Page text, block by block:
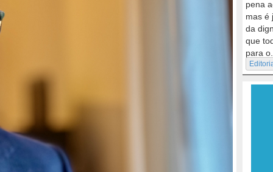
pena
mas é
da
que
para